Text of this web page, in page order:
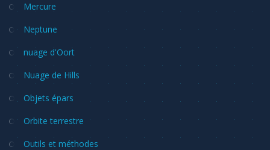
Mercure
Neptune
nuage d'Oort
Nuage de Hills
Objets épars
Orbite terrestre
Outils et méthodes